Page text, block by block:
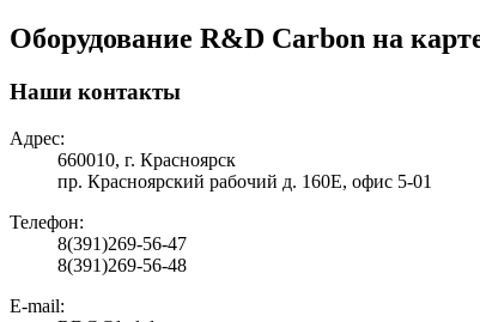
Оборудование R&D Carbon на
Наши контакты
Адрес:
660010, г. Красноярск
пр. Красноярский рабочий д. 160Е, офис 5-01
Телефон:
8(391)269-56-47
8(391)269-56-48
E-mail: